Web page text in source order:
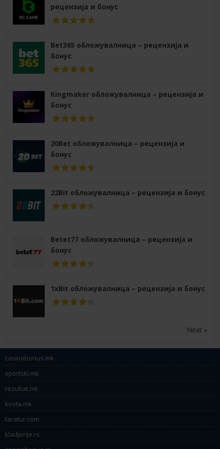
рецензија и бонус
Bet365 обложувалница – рецензија и
бонус
Kingmaker обложувалница – рецензија и
бонус
20Bet обложувалница – рецензија и
бонус
22Bit обложувалница – рецензија и бонус
Betet77 обложувалница – рецензија и
бонус
1xBit обложувалница – рецензија и бонус
Next »
casinobonus.mk
sportski.mk
rezultat.mk
kvota.mk
taratur.com
kladjenje.rs